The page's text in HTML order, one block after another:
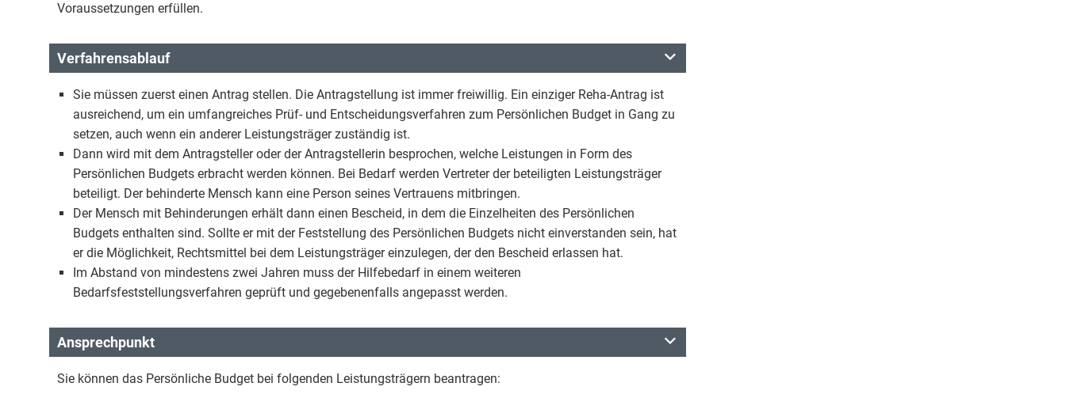
Voraussetzungen erfüllen.
Verfahrensablauf
Sie müssen zuerst einen Antrag stellen. Die Antragstellung ist immer freiwillig. Ein einziger Reha-Antrag ist
ausreichend, um ein umfangreiches Prüf- und Entscheidungsverfahren zum Persönlichen Budget in Gang zu
setzen, auch wenn ein anderer Leistungsträger zuständig ist.
Dann wird mit dem Antragsteller oder der Antragstellerin besprochen, welche Leistungen in Form des
Persönlichen Budgets erbracht werden können. Bei Bedarf werden Vertreter der beteiligten Leistungsträger
beteiligt. Der behinderte Mensch kann eine Person seines Vertrauens mitbringen.
Der Mensch mit Behinderungen erhält dann einen Bescheid, in dem die Einzelheiten des Persönlichen
Budgets enthalten sind. Sollte er mit der Feststellung des Persönlichen Budgets nicht einverstanden sein, hat
er die Möglichkeit, Rechtsmittel bei dem Leistungsträger einzulegen, der den Bescheid erlassen hat.
Im Abstand von mindestens zwei Jahren muss der Hilfebedarf in einem weiteren
Bedarfsfeststellungsverfahren geprüft und gegebenenfalls angepasst werden.
Ansprechpunkt
Sie können das Persönliche Budget bei folgenden Leistungsträgern beantragen: